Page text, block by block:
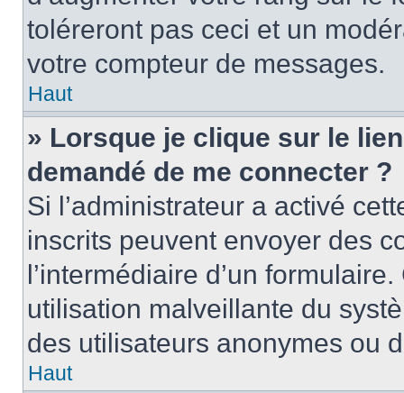
toléreront pas ceci et un
votre compteur de messages.
Haut
» Lorsque je clique sur le
demandé de me connecter ?
Si l’administrateur a activé
inscrits peuvent envoyer des
l’intermédiaire d’un
utilisation malveillante du
des utilisateurs anonymes ou
Haut